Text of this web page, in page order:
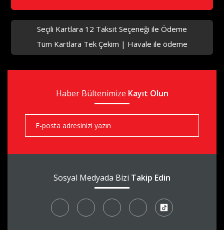
aks
Seçili Kartlara 12 Taksit Seçeneği ile Ödeme
Tüm Kartlara Tek Çekim | Havale ile ödeme
Haber Bültenimize Kayıt Olun
Sosyal Medyada Bizi Takip Edin